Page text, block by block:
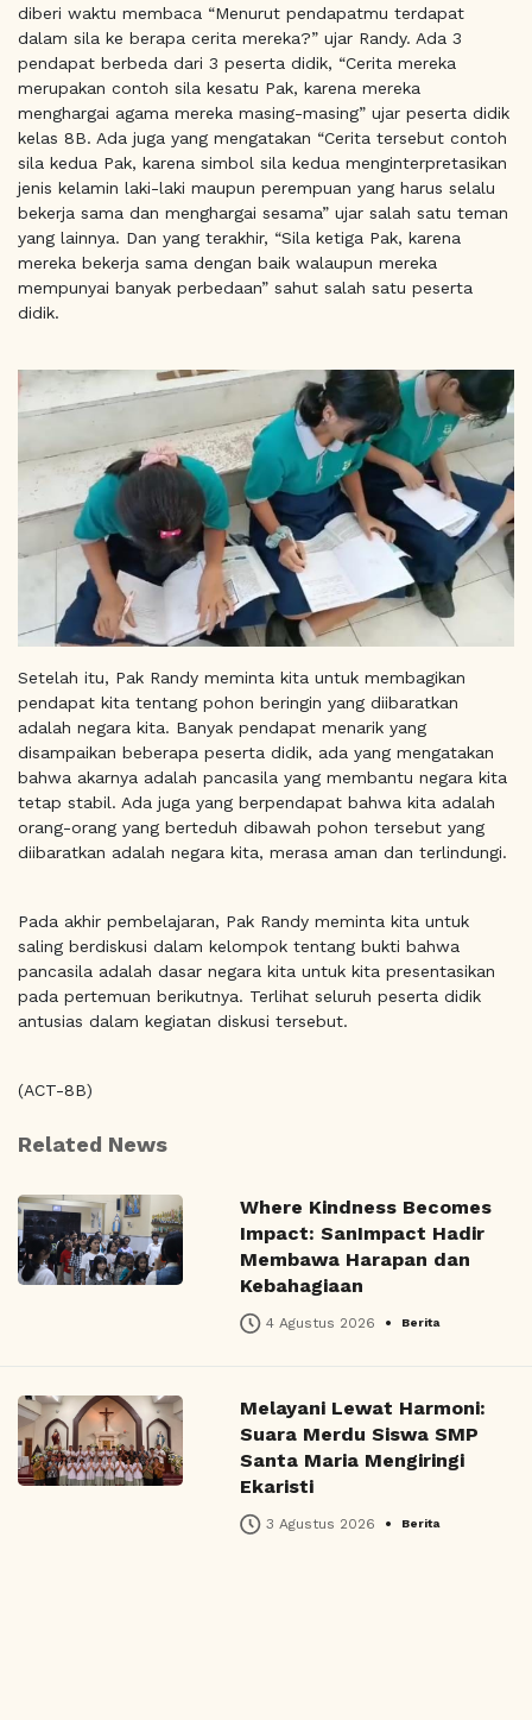
diberi waktu membaca “Menurut pendapatmu terdapat
dalam sila ke berapa cerita mereka?” ujar Randy. Ada 3
pendapat berbeda dari 3 peserta didik, “Cerita mereka
merupakan contoh sila kesatu Pak, karena mereka
menghargai agama mereka masing-masing” ujar peserta didik
kelas 8B. Ada juga yang mengatakan “Cerita tersebut contoh
sila kedua Pak, karena simbol sila kedua menginterpretasikan
jenis kelamin laki-laki maupun perempuan yang harus selalu
bekerja sama dan menghargai sesama” ujar salah satu teman
yang lainnya. Dan yang terakhir, “Sila ketiga Pak, karena
mereka bekerja sama dengan baik walaupun mereka
mempunyai banyak perbedaan” sahut salah satu peserta
didik.
Setelah itu, Pak Randy meminta kita untuk membagikan
pendapat kita tentang pohon beringin yang diibaratkan
adalah negara kita. Banyak pendapat menarik yang
disampaikan beberapa peserta didik, ada yang mengatakan
bahwa akarnya adalah pancasila yang membantu negara kita
tetap stabil. Ada juga yang berpendapat bahwa kita adalah
orang-orang yang berteduh dibawah pohon tersebut yang
diibaratkan adalah negara kita, merasa aman dan terlindungi.
Pada akhir pembelajaran, Pak Randy meminta kita untuk
saling berdiskusi dalam kelompok tentang bukti bahwa
pancasila adalah dasar negara kita untuk kita presentasikan
pada pertemuan berikutnya. Terlihat seluruh peserta didik
antusias dalam kegiatan diskusi tersebut.
(ACT-8B)
Related News
Where Kindness Becomes
Impact: SanImpact Hadir
Membawa Harapan dan
Kebahagiaan
4 Agustus 2026 • Berita
Melayani Lewat Harmoni:
Suara Merdu Siswa SMP
Santa Maria Mengiringi
Ekaristi
3 Agustus 2026 • Berita